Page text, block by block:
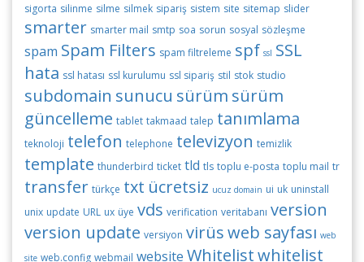
sigorta silinme silme silmek sipariş sistem site sitemap slider
smarter smarter mail smtp soa sorun sosyal sözleşme
spam Spam Filters spam filtreleme spf ssl SSL
hata ssl hatası ssl kurulumu ssl sipariş stil stok studio
subdomain sunucu sürüm sürüm
güncelleme tablet takmaad talep tanımlama
teknoloji telefon telephone televizyon temizlik
template thunderbird ticket tld tls toplu e-posta toplu mail tr
transfer türkçe txt ücretsiz ucuz domain ui uk uninstall
unix update URL ux üye vds verification veritabanı version
version update versiyon virüsweb sayfası web
site web.config webmail website Whitelistwhitelist